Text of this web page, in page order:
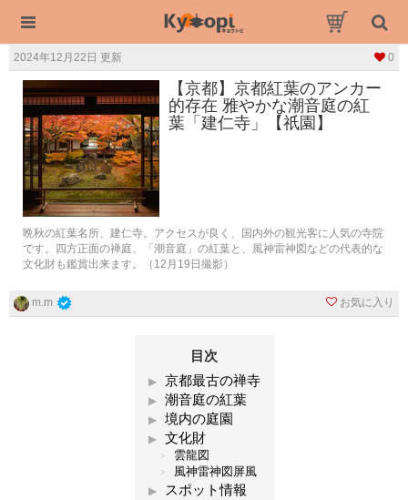
2024年12月22日 更新 0
【京都】京都紅葉のアンカー
的存在 雅やかな潮音庭の紅
葉「建仁寺」【祇園】
晩秋の紅葉名所、建仁寺。アクセスが良く、国内外の観光客に人気の寺院
です。四方正面の禅庭、「潮音庭」の紅葉と、風神雷神図などの代表的な
文化財も鑑賞出来ます。（12月19日撮影）
m.m お気に入り
目次
京都最古の禅寺
潮音庭の紅葉
境内の庭園
文化財
雲龍図
風神雷神図屏風
スポット情報